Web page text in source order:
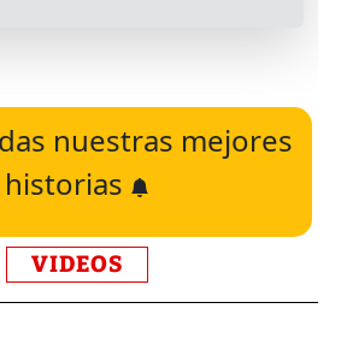
nuestras mejores
historias
VIDEOS